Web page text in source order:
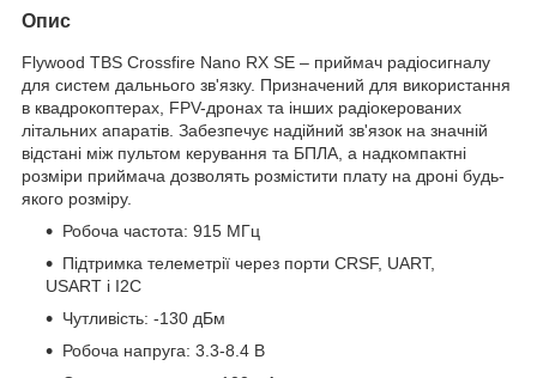
Опис
Flywood TBS Crossfire Nano RX SE – приймач радіосигналу
для систем дальнього зв'язку. Призначений для використання
в квадрокоптерах, FPV-дронах та інших радіокерованих
літальних апаратів. Забезпечує надійний зв'язок на значній
відстані між пультом керування та БПЛА, а надкомпактні
розміри приймача дозволять розмістити плату на дроні будь-
якого розміру.
Робоча частота: 915 МГц
Підтримка телеметрії через порти CRSF, UART,
USART і I2C
Чутливість: -130 дБм
Робоча напруга: 3.3-8.4 В